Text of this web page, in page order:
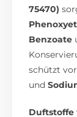
75470)
Benzoate
schützt
und
Duftstoffe